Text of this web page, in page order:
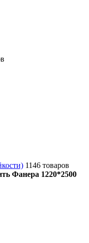
1146 товаров
Фанера 1220*2500